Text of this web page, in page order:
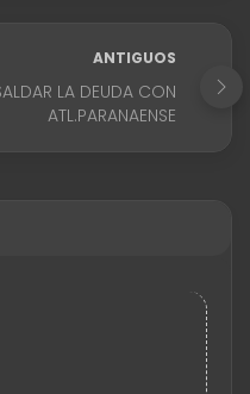
ANTIGUOS
LA DEUDA CON
ATL.PARANAENSE